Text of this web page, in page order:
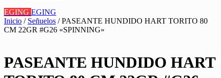
EGING EGING
Inicio / Señuelos / PASEANTE HUNDIDO HART TORITO 80
CM 22GR #G26 «SPINNING»
PASEANTE HUNDIDO HART